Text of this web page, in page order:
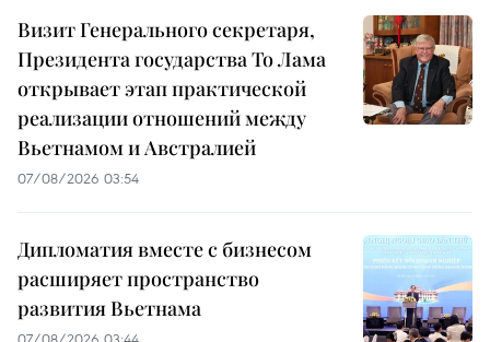
Визит Генерального секретаря,
Президента государства То Лама
открывает этап практической
реализации отношений между
Вьетнамом и Австралией
07/08/2026 03:54
Дипломатия вместе с бизнесом
расширяет пространство
развития Вьетнама